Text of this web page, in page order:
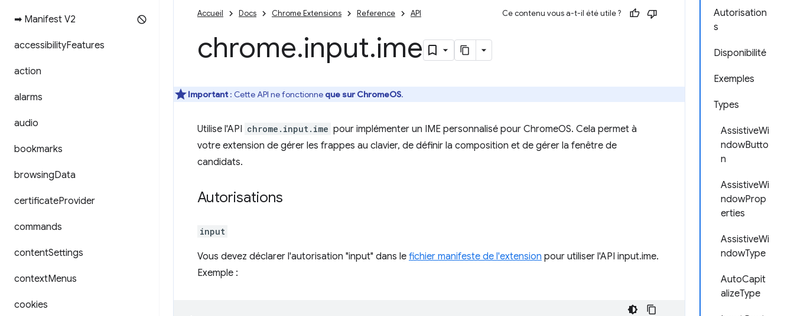
➡ Manifest V2
accessibilityFeatures
action
alarms
audio
bookmarks
browsingData
certificateProvider
commands
contentSettings
contextMenus
cookies
Autorisation
s
Disponibilité
Exemples
Types
AssistiveWi
ndowButto
n
AssistiveWi
ndowProp
erties
AssistiveWi
ndowType
AutoCapit
alizeType
Accueil Docs Chrome Extensions Reference API Ce contenu vous a-t-il été utile ?
chrome.input.ime
Important : Cette API ne fonctionne que sur ChromeOS.
Utilise l'API chrome.input.ime pour implémenter un IME personnalisé pour ChromeOS. Cela permet à
votre extension de gérer les frappes au clavier, de définir la composition et de gérer la fenêtre de
candidats.
Autorisations
input
Vous devez déclarer l'autorisation "input" dans le fichier manifeste de l'extension pour utiliser l'API input.ime.
Exemple :